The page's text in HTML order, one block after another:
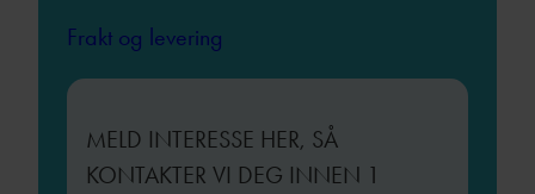
Frakt og levering
MELD INTERESSE HER, SÅ
KONTAKTER VI DEG INNEN 1